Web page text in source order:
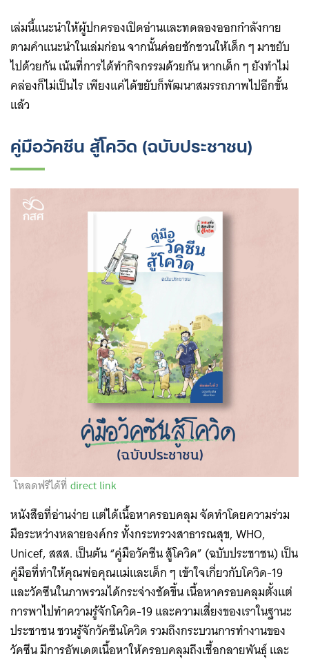
เล่มนี้แนะนำให้ผู้ปกครองเปิดอ่านและทดลองออกกำลังกาย
ตามคำแนะนำในเล่มก่อน จากนั้นค่อยชักชวนให้เด็ก ๆ มาขยับ
ไปด้วยกัน เน้นที่การได้ทำกิจกรรมด้วยกัน หากเด็ก ๆ ยังทำไม่
คล่องก็ไม่เป็นไร เพียงแค่ได้ขยับก็พัฒนาสมรรถภาพไปอีกขั้น
แล้ว
คู่มือวัคซีน สู้โควิด (ฉบับประชาชน)
โหลดฟรีได้ที่direct link
หนังสือที่อ่านง่าย แต่ได้เนื้อหาครอบคลุม จัดทำโดยความร่วม
มือระหว่างหลายองค์กร ทั้งกระทรวงสาธารณสุข, WHO,
Unicef, สสส. เป็นต้น “คู่มือวัคซีน สู้โควิด” (ฉบับประชาชน) เป็น
คู่มือที่ทำให้คุณพ่อคุณแม่และเด็ก ๆ เข้าใจเกี่ยวกับโควิด-19
และวัคซีนในภาพรวมได้กระจ่างชัดขึ้น เนื้อหาครอบคลุมตั้งแต่
การพาไปทำความรู้จักโควิด-19 และความเสี่ยงของเราในฐานะ
ประชาชน ชวนรู้จักวัคซีนโควิด รวมถึงกระบวนการทำงานของ
วัคซีน มีการอัพเดตเนื้อหาให้ครอบคลุมถึงเชื้อกลายพันธุ์ และ